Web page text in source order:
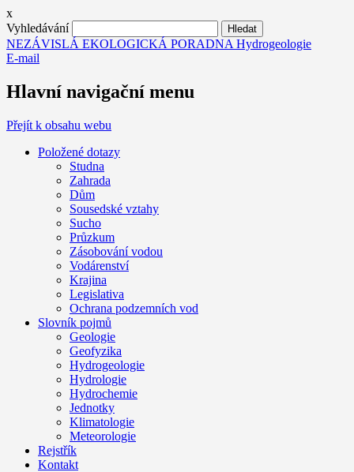
x
Vyhledávání
NEZÁVISLÁ EKOLOGICKÁ PORADNA Hydrogeologie
E-mail
Hlavní navigační menu
Přejít k obsahu webu
Položené dotazy
Studna
Zahrada
Dům
Sousedské vztahy
Sucho
Průzkum
Zásobování vodou
Vodárenství
Krajina
Legislativa
Ochrana podzemních vod
Slovník pojmů
Geologie
Geofyzika
Hydrogeologie
Hydrologie
Hydrochemie
Jednotky
Klimatologie
Meteorologie
Rejstřík
Kontakt